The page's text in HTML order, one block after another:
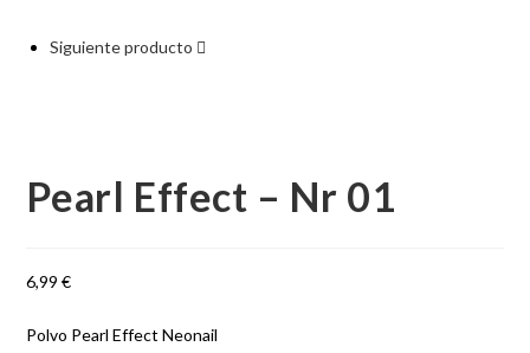
Siguiente producto
Pearl Effect – Nr 01
6,99€
Polvo Pearl Effect Neonail